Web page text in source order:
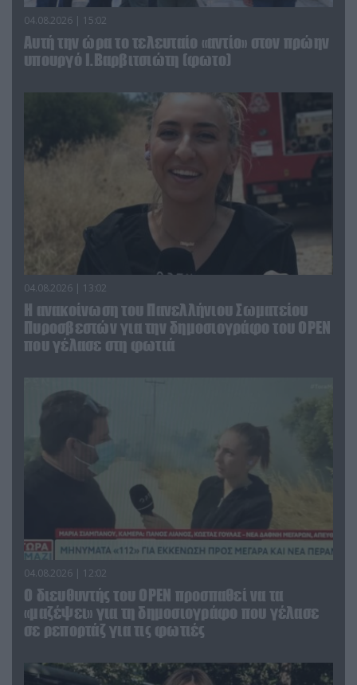
04.08.2026 | 15:02
Αυτή την ώρα το τελευταίο «αντίο» στον πρώην
υπουργό Ι.Βαρβιτσιώτη (φωτο)
04.08.2026 | 13:02
Η ανακοίνωση του Πανελλήνιου Σωματείου
Πυροσβεστών για την δημοσιογράφο του OPEN
που γέλασε στη φωτιά
04.08.2026 | 12:02
O διευθυντής του OPEN προσπαθεί να τα
«μαζέψει» για τη δημοσιογράφο που γέλασε
σε ρεπορτάζ για τις φωτιές